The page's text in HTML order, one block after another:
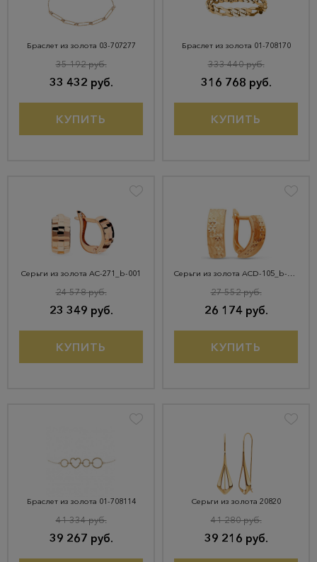
Браслет из золота 03-707277
33 432 руб.
35 192 руб.
КУПИТЬ
Браслет из золота 01-708170
316 768 руб.
333 440 руб.
КУПИТЬ
Серьги из золота АС-271_b-001
23 349 руб.
24 578 руб.
КУПИТЬ
Серьги из золота ACD-105_b-001
26 174 руб.
27 552 руб.
КУПИТЬ
Браслет из золота 01-708114
39 267 руб.
41 334 руб.
Серьги из золота 20820
39 216 руб.
41 280 руб.